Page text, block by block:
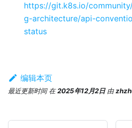
https://git.k8s.io/
g-architecture/api-
status
编辑本页
最近更新时间在2025年12月2日由